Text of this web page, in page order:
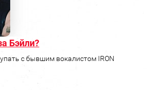
Бэйли?
с бывшим вокалистом IRON